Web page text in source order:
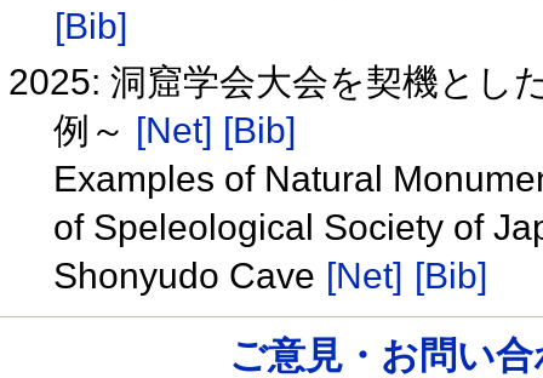
[Bib]
2025: 洞窟学会大会を契機とし
例～ [Net] [Bib]
Examples of Natural
of Speleological Society of
Shonyudo Cave [Net] [Bib]
ご意見・お問い